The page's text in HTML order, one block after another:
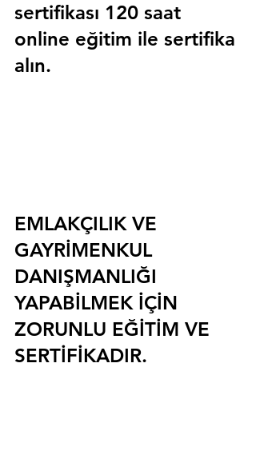
sertifikası 120 saat
online eğitim ile sertifika
alın.
EMLAKÇILIK VE
GAYRİMENKUL
DANIŞMANLIĞI
YAPABİLMEK İÇİN
ZORUNLU EĞİTİM VE
SERTİFİKADIR.